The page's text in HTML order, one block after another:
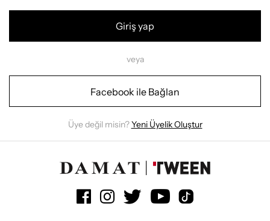
Giriş yap
veya
Facebook ile Bağlan
Üye değil misin?Yeni Üyelik Oluştur